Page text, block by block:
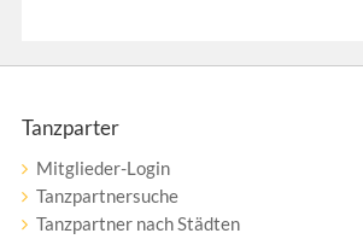
Tanzparter
Mitglieder-Login
Tanzpartnersuche
Tanzpartner nach Städten